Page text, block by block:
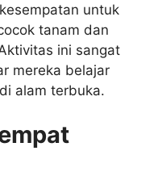
untuk
tanam dan
ini sangat
mereka belajar
alam terbuka.